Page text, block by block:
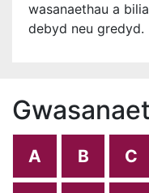
wasanaethau a
debyd neu gredyd.
A B C